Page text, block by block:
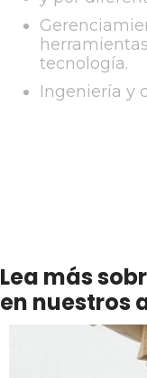
tecnología.
Ingeniería y
Lea más
en nuestros